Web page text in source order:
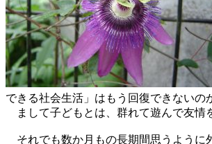
できる社会生活」はもう回復できないの
まして子どもとは、群れて遊んで友情
それでも数か月もの長期間思うように